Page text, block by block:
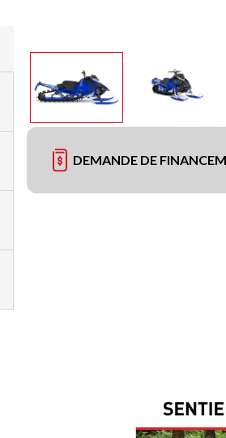
DEMANDE DE